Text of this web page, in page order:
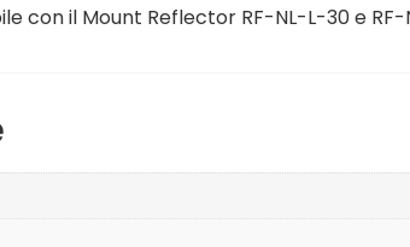
il Mount Reflector RF-NL-L-30 e RF-